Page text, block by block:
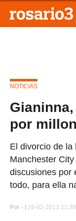
NOTICIAS
por
El divorcio de la
Manchester
discusiones por
todo, para ella
Por - | 28-02-2013 21:30